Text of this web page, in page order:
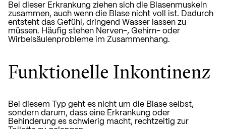
Bei dieser Erkrankung ziehen sich die Blasenmuskeln
zusammen, auch wenn die Blase nicht voll ist. Dadurch
entsteht das Gefühl, dringend Wasser lassen zu
müssen. Häufig stehen Nerven-, Gehirn- oder
Wirbelsäulenprobleme im Zusammenhang.
Funktionelle Inkontinenz
Bei diesem Typ geht es nicht um die Blase selbst,
sondern darum, dass eine Erkrankung oder
Behinderung es schwierig macht, rechtzeitig zur